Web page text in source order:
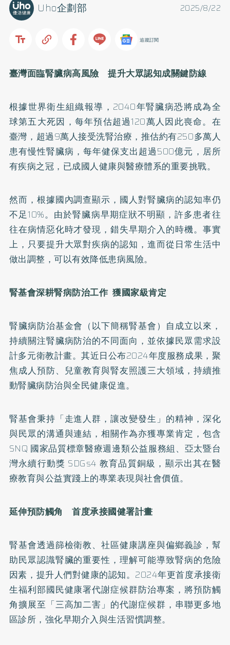
2025/8/22
Uho企劃部
追蹤訂閱
臺灣面臨腎臟病高風險 提升大眾認知成關鍵防線
根據世界衛生組織報導，2040年腎臟病恐將成為全
球第五大死因，每年預估超過120萬人因此喪命。在
臺灣，超過9萬人接受洗腎治療，推估約有250多萬人
患有慢性腎臟病，每年健保支出超過500億元，居所
有疾病之冠，已成國人健康與醫療體系的重要挑戰。
然而，根據國內調查顯示，國人對腎臟病的認知率仍
不足10%。由於腎臟病早期症狀不明顯，許多患者往
往在病情惡化時才發現，錯失早期介入的時機。事實
上，只要提升大眾對疾病的認知，進而從日常生活中
做出調整，可以有效降低患病風險。
腎基會深耕腎病防治工作 獲國家級肯定
腎臟病防治基金會（以下簡稱腎基會）自成立以來，
持續關注腎臟病防治的不同面向，並依據民眾需求設
計多元衛教計畫。其近日公布2024年度服務成果，聚
焦成人預防、兒童教育與腎友照護三大領域，持續推
動腎臟病防治與全民健康促進。
腎基會秉持「走進人群，讓改變發生」的精神，深化
與民眾的溝通與連結，相關作為亦獲專業肯定，包含
SNQ 國家品質標章醫療週邊類公益服務組、亞太暨台
灣永續行動獎 SDGs4 教育品質銅級，顯示出其在醫
療教育與公益實踐上的專業表現與社會價值。
延伸預防觸角 首度承接國健署計畫
腎基會透過篩檢衛教、社區健康講座與偏鄉義診，幫
助民眾認識腎臟的重要性，理解可能導致腎病的危險
因素，提升人們對健康的認知。2024年更首度承接衛
生福利部國民健康署代謝症候群防治專案，將預防觸
角擴展至「三高加二害」的代謝症候群，串聯更多地
區診所，強化早期介入與生活習慣調整。